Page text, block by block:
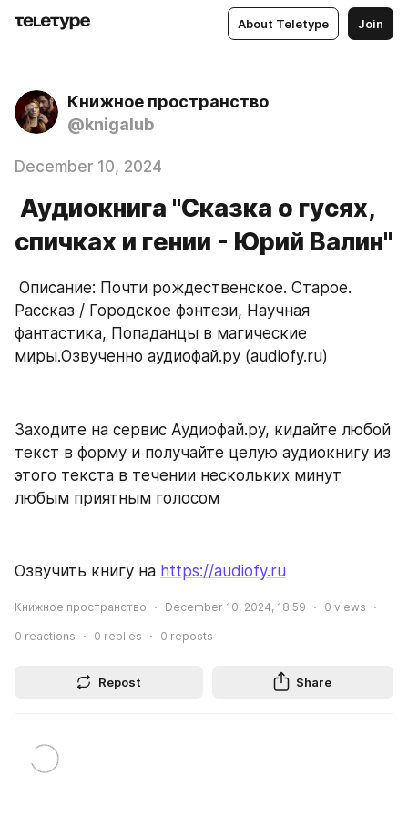
About Teletype Join
Книжное пространство
@knigalub
December 10, 2024
Аудиокнига "Сказка о гусях,
спичках и гении - Юрий Валин"
Рассказ / Городское фэнтези, Научная
фантастика, Попаданцы в магические
миры.Озвученно аудиофай.ру (audiofy.ru)
Заходите на сервис Аудиофай.ру, кидайте любой
текст в форму и получайте целую аудиокнигу из
этого текста в течении нескольких минут
любым приятным голосом
Озвучить книгу на https://audiofy.ru
Книжное пространство December 10, 2024, 18:59 0 views
0 reactions 0 replies 0 reposts
Repost Share